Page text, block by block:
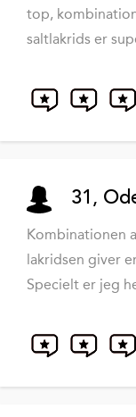
top,
saltlakrids er
31,
Kombinationen
lakridsen giver
Specielt er jeg